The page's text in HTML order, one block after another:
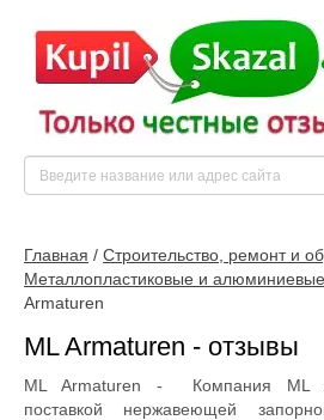
Главная / Строительство, ремонт и
Металлопластиковые и алюминиевые
Armaturen
ML Armaturen - отзывы
ML Armaturen - Компания ML
поставкой нержавеющей